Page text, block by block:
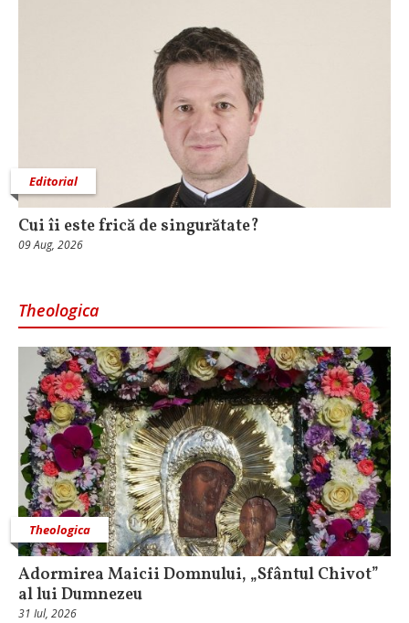
Editorial
Cui îi este frică de singurătate?
09 Aug, 2026
Theologica
Theologica
Adormirea Maicii Domnului, „Sfântul Chivot”
al lui Dumnezeu
31 Iul, 2026